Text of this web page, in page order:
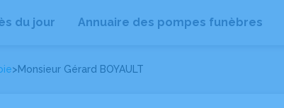
du jour Annuaire des pompes funèbres
>Monsieur Gérard BOYAULT